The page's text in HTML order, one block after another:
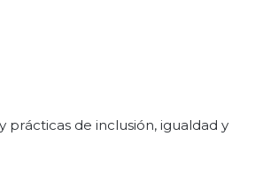
de inclusión, igualdad y